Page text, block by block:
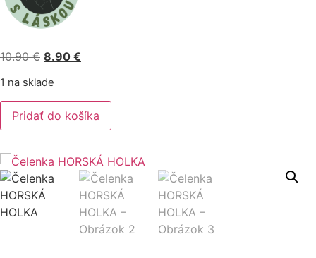
10.90€ Pôvodná
bola:
10.90 €.
8.90 €
8.90 €.
1 na sklade
množstvo
Čelenka
HORSKÁ
Pridať do košíka